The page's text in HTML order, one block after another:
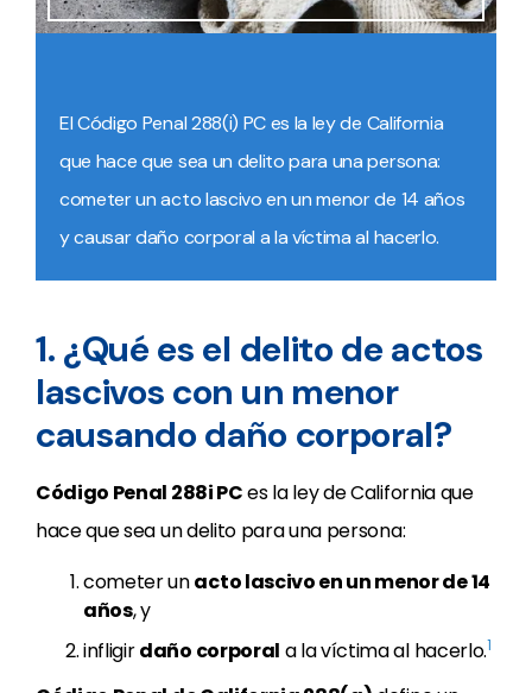
El Código Penal 288(i) PC es la ley de California
que hace que sea un delito para una persona:
cometer un acto lascivo en un menor de 14 años
y causar daño corporal a la víctima al hacerlo.
1. ¿Qué es el delito de actos
lascivos con un menor
causando daño corporal?
Código Penal 288i PCes la ley de California que
hace que sea un delito para una persona:
cometer unacto lascivo en un menor de 14
años, y
infligirdaño corporal a la víctima al hacerlo.1